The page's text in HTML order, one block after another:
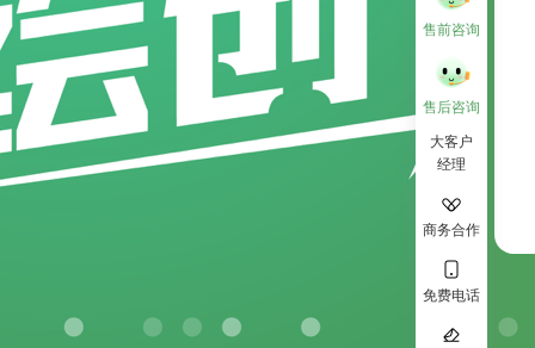
售前咨询
售后咨询
大客户
经理
商务合作
免费电话